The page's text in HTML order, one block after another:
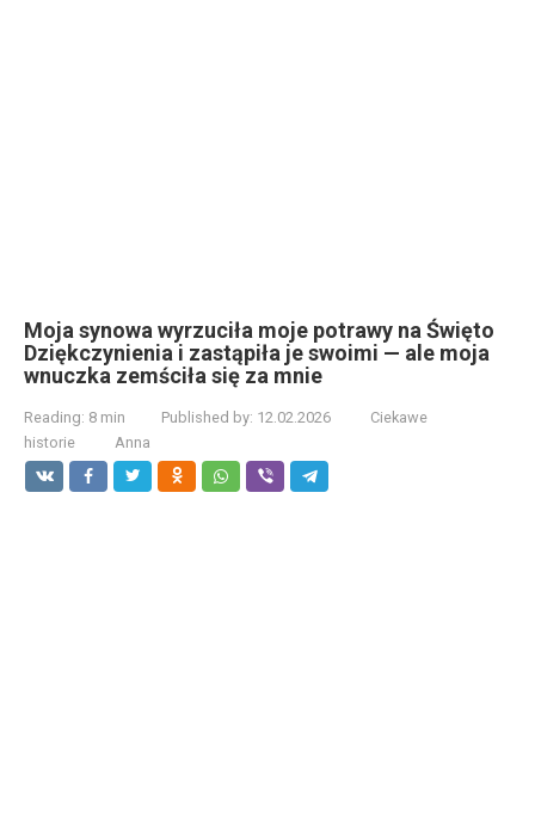
Moja synowa wyrzuciła moje potrawy na Święto
Dziękczynienia i zastąpiła je swoimi — ale moja
wnuczka zemściła się za mnie
Reading: 8 min Published by: 12.02.2026
Ciekawe
historie
Anna